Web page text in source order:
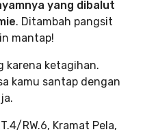
yang dibalut
. Ditambah pangsit
mantap!
karena ketagihan.
kamu santap dengan
RW.6, Kramat Pela,